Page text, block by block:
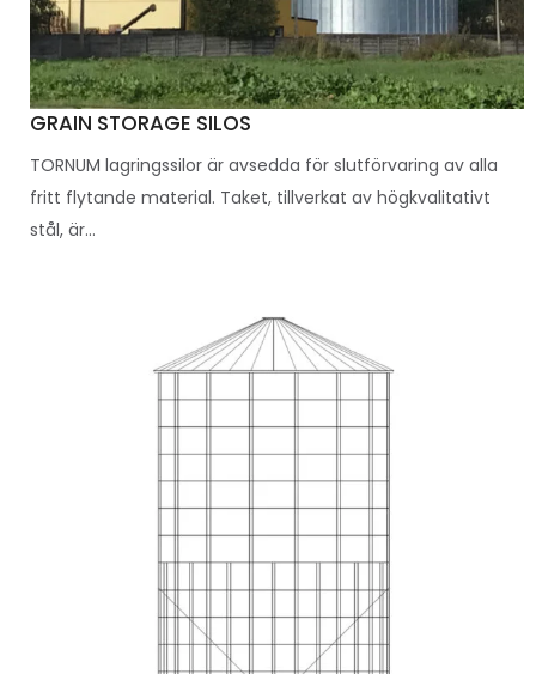
GRAIN STORAGE SILOS
TORNUM lagringssilor är avsedda för slutförvaring av alla
fritt flytande material. Taket, tillverkat av högkvalitativt
stål, är...